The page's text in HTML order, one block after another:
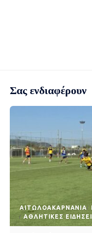
Σας ενδιαφέρουν
AΙΤΩΛΟΑΚΑΡΝΑΝΊΑ
ΑΘΛΗΤΙΚΈΣ